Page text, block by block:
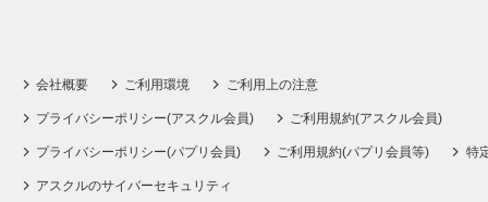
会社概要 ご利用環境 ご利用上の注意
プライバシーポリシー(アスクル会員) ご利用規約(アスクル会員)
プライバシーポリシー(パプリ会員) ご利用規約(パプリ会員等) 特
アスクルのサイバーセキュリティ